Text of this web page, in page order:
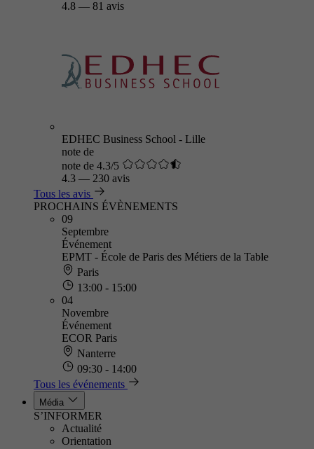
4.8 — 81 avis
EDHEC Business School - Lille
note de
note de 4.3/5
4.3 — 230 avis
Tous les avis
PROCHAINS ÉVÈNEMENTS
09
Septembre
Événement
EPMT - École de Paris des Métiers de la Table
Paris
13:00 - 15:00
04
Novembre
Événement
ECOR Paris
Nanterre
09:30 - 14:00
Tous les événements
Média
S’INFORMER
Actualité
Orientation